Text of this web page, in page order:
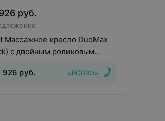
руб.
Массажное кресло DuoMax
с двойным роликовым
«BODRO»
926 руб.